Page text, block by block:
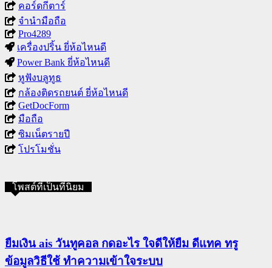
คอร์ดกีตาร์
จำนำมือถือ
Pro4289
เครื่องปริ้น ยี่ห้อไหนดี
Power Bank ยี่ห้อไหนดี
หูฟังบลูทูธ
กล้องติดรถยนต์ ยี่ห้อไหนดี
GetDocForm
มือถือ
ซิมเน็ตรายปี
โปรโมชั่น
โพสต์ที่เป็นที่นิยม
ยืมเงิน ais วันทูคอล กดอะไร ใจดีให้ยืม ดีแทค ทรู
ข้อมูลวิธีใช้ ทำความเข้าใจระบบ